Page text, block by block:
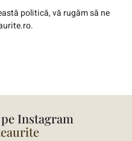
politică, vă rugăm să ne
.
Instagram